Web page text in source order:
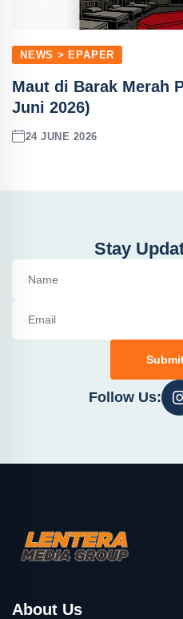
NEWS > EPAPER
Maut di Barak Merah
Juni 2026)
24 JUNE 2026
Stay
Follow Us:
About Us